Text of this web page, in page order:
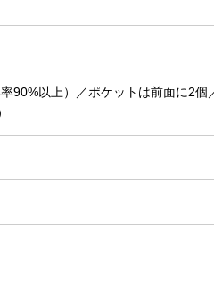
90%以上）／ポケットは前面に2個